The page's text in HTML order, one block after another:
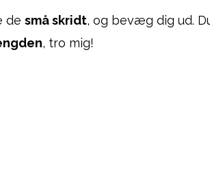
de små skridt, og bevæg dig ud.
, tro mig!